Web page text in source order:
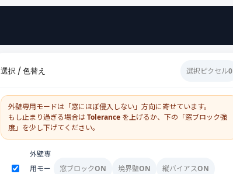
選択 / 色替え 選択ピクセル0
外壁専用モードは「窓にほぼ侵入しない」方向に寄せています。
もし止まり過ぎる場合はToleranceを上げるか、下の「窓ブロック強
度」を少し下げてください。
外壁専
用モー
窓ブロックON 境界壁ON 縦バイアスON